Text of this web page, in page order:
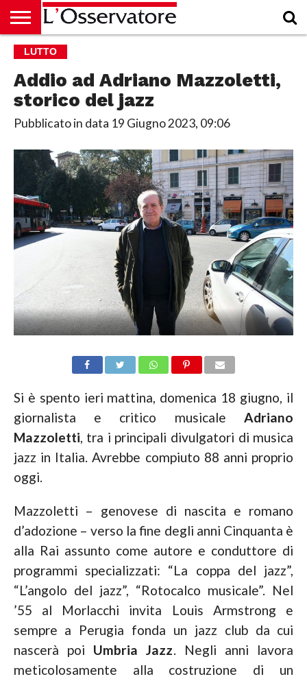
HOME
CULTURA
ECONOMIA
RUBRICHE
ARCHIVIO
PODCAST
ABBONAMENTO
CHI
ACCEDI
LUTTO
Addio ad Adriano Mazzoletti,
storico del jazz
Pubblicato in data 19 Giugno 2023, 09:06
Si è spento ieri mattina, domenica 18 giugno, il
giornalista e critico musicaleAdriano
Mazzoletti, tra i principali divulgatori di musica
jazz in Italia. Avrebbe compiuto 88 anni proprio
oggi.
Mazzoletti – genovese di nascita e romano
d’adozione – verso la fine degli anni Cinquanta è
alla Rai assunto come autore e conduttore di
programmi specializzati: “La coppa del jazz”,
“L’angolo del jazz”, “Rotocalco musicale”. Nel
’55 al Morlacchi invita Louis Armstrong e
sempre a Perugia fonda un jazz club da cui
nascerà poi Umbria Jazz. Negli anni lavora
meticolosamente alla costruzione di un